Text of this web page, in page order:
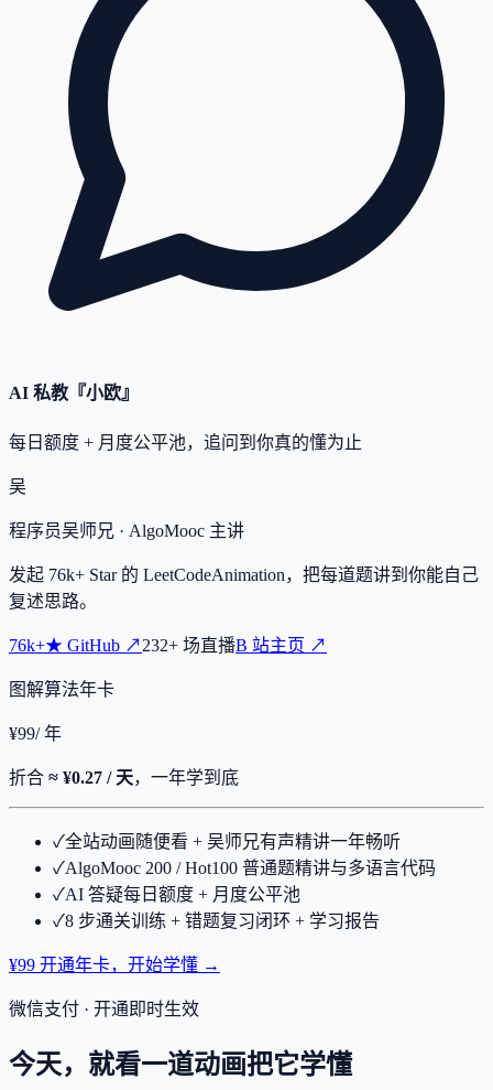
AI 私教『小欧』
每日额度 + 月度公平池，追问到你真的懂为止
吴
程序员吴师兄 · AlgoMooc 主讲
发起 76k+ Star 的 LeetCodeAnimation，把每道题讲到你能自己
复述思路。
76k+★ GitHub ↗232+ 场直播B 站主页 ↗
图解算法年卡
¥99/ 年
折合 ≈ ¥0.27 / 天，一年学到底
✓全站动画随便看 + 吴师兄有声精讲一年畅听
✓AlgoMooc 200 / Hot100 普通题精讲与多语言代码
✓AI 答疑每日额度 + 月度公平池
✓8 步通关训练 + 错题复习闭环 + 学习报告
¥99 开通年卡，开始学懂 →
微信支付 · 开通即时生效
今天，就看一道动画把它学懂